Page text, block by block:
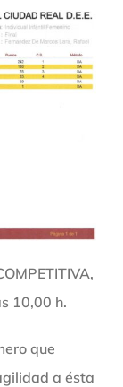
10,00 h.
que
a ésta